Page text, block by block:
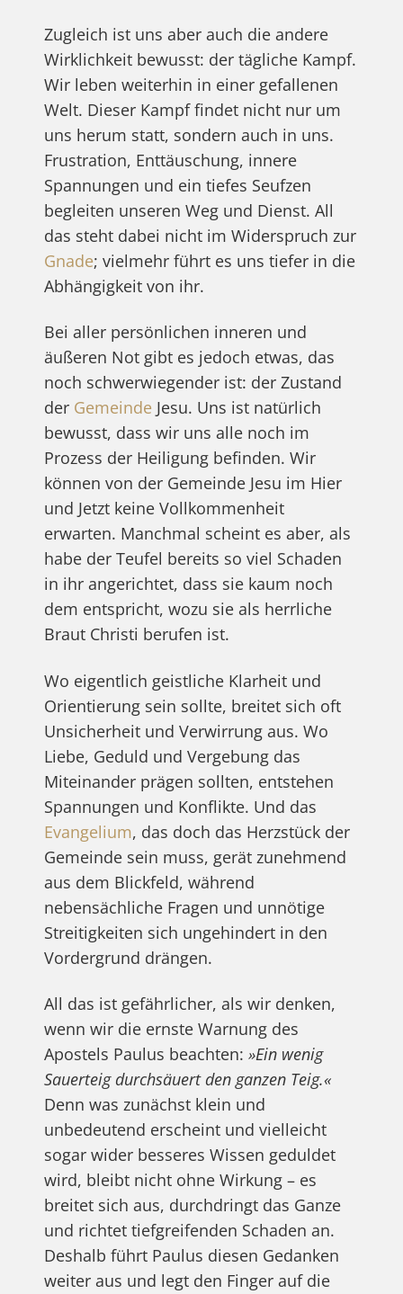
Zugleich ist uns aber auch die andere
Wirklichkeit bewusst: der tägliche Kampf.
Wir leben weiterhin in einer gefallenen
Welt. Dieser Kampf findet nicht nur um
uns herum statt, sondern auch in uns.
Frustration, Enttäuschung, innere
Spannungen und ein tiefes Seufzen
begleiten unseren Weg und Dienst. All
das steht dabei nicht im Widerspruch zur
Gnade; vielmehr führt es uns tiefer in die
Abhängigkeit von ihr.
Bei aller persönlichen inneren und
äußeren Not gibt es jedoch etwas, das
noch schwerwiegender ist: der Zustand
der GemeindeJesu. Uns ist natürlich
bewusst, dass wir uns alle noch im
Prozess der Heiligung befinden. Wir
können von der Gemeinde Jesu im Hier
und Jetzt keine Vollkommenheit
erwarten. Manchmal scheint es aber, als
habe der Teufel bereits so viel Schaden
in ihr angerichtet, dass sie kaum noch
dem entspricht, wozu sie als herrliche
Braut Christi berufen ist.
Wo eigentlich geistliche Klarheit und
Orientierung sein sollte, breitet sich oft
Unsicherheit und Verwirrung aus. Wo
Liebe, Geduld und Vergebung das
Miteinander prägen sollten, entstehen
Spannungen und Konflikte. Und das
Evangelium, das doch das Herzstück der
Gemeinde sein muss, gerät zunehmend
aus dem Blickfeld, während
nebensächliche Fragen und unnötige
Streitigkeiten sich ungehindert in den
Vordergrund drängen.
All das ist gefährlicher, als wir denken,
wenn wir die ernste Warnung des
Apostels Paulus beachten: »Ein wenig
Sauerteig durchsäuert den ganzen Teig.«
Denn was zunächst klein und
unbedeutend erscheint und vielleicht
sogar wider besseres Wissen geduldet
wird, bleibt nicht ohne Wirkung – es
breitet sich aus, durchdringt das Ganze
und richtet tiefgreifenden Schaden an.
Deshalb führt Paulus diesen Gedanken
weiter aus und legt den Finger auf die